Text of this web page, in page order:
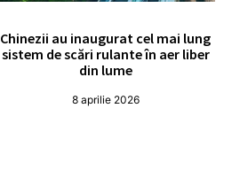
Chinezii au inaugurat cel mai lung
sistem de scări rulante în aer liber
din lume
8 aprilie 2026